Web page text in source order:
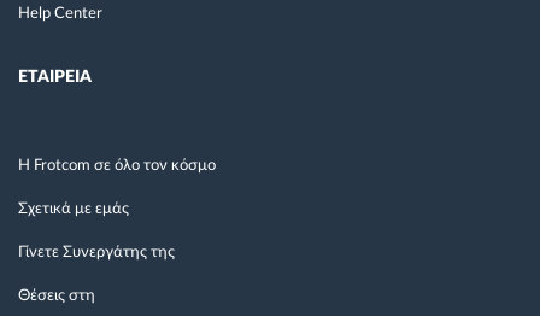
Help Center
ΕΤΑΙΡΕΙΑ
Η Frotcom σε όλο τον κόσμο
Σχετικά με εμάς
Γίνετε Συνεργάτης της
Θέσεις στη